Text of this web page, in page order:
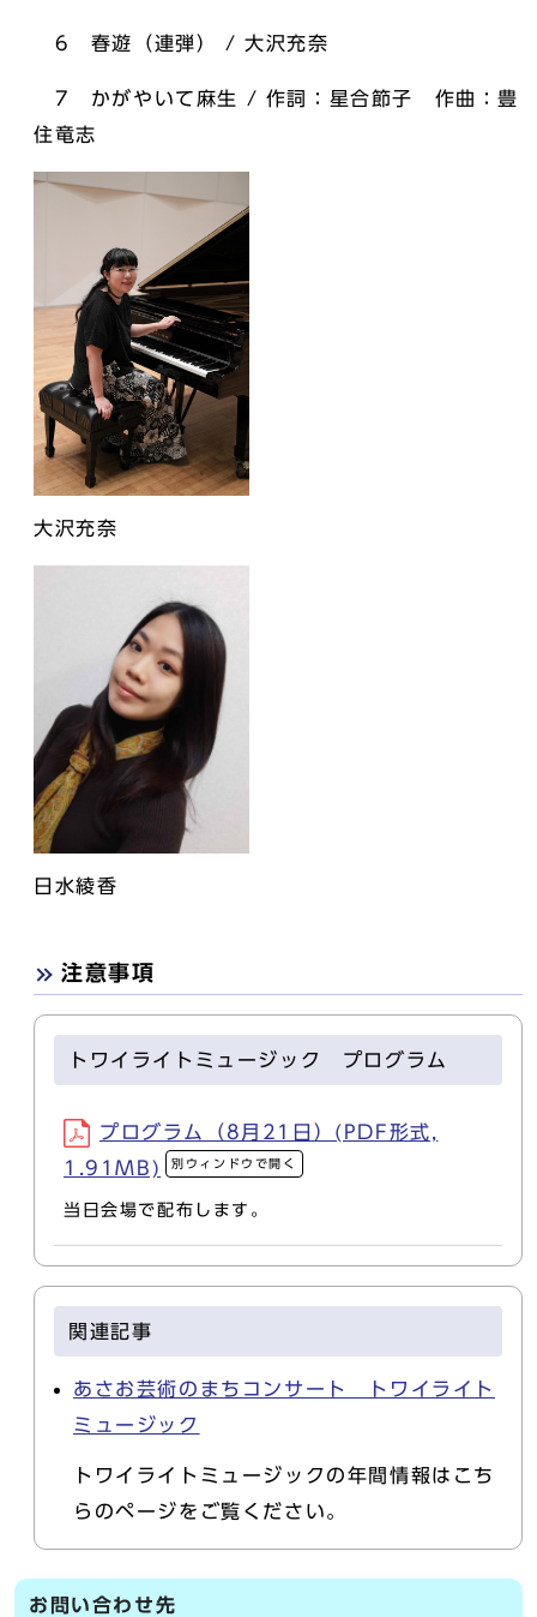
6 春遊（連弾） / 大沢充奈
7 かがやいて麻生 / 作詞：星合節子 作曲：豊
住竜志
大沢充奈
日水綾香
注意事項
トワイライトミュージック プログラム
プログラム（8月21日）(PDF形式,
1.91MB)
別ウィンドウで開く
当日会場で配布します。
関連記事
あさお芸術のまちコンサート トワイライト
ミュージック
トワイライトミュージックの年間情報はこち
らのページをご覧ください。
お問い合わせ先